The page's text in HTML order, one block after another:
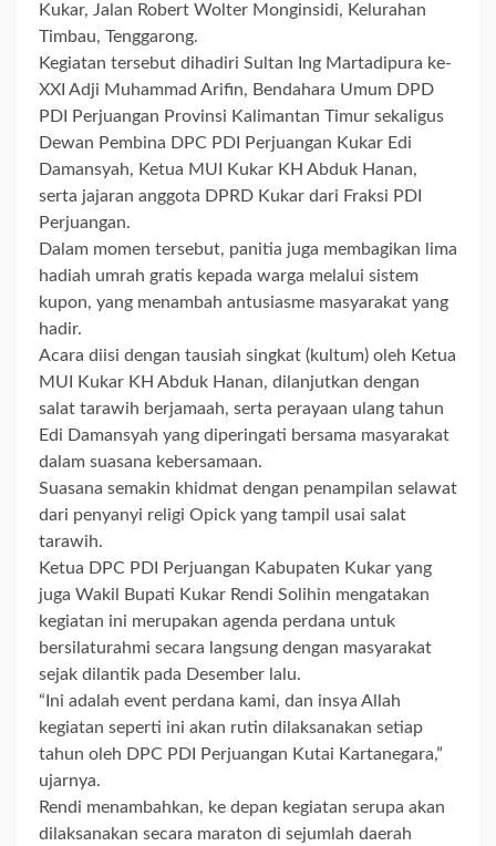
Kukar, Jalan Robert Wolter Monginsidi, Kelurahan
Timbau, Tenggarong.
Kegiatan tersebut dihadiri Sultan Ing Martadipura ke-
XXI Adji Muhammad Arifin, Bendahara Umum DPD
PDI Perjuangan Provinsi Kalimantan Timur sekaligus
Dewan Pembina DPC PDI Perjuangan Kukar Edi
Damansyah, Ketua MUI Kukar KH Abduk Hanan,
serta jajaran anggota DPRD Kukar dari Fraksi PDI
Perjuangan.
Dalam momen tersebut, panitia juga membagikan lima
hadiah umrah gratis kepada warga melalui sistem
kupon, yang menambah antusiasme masyarakat yang
hadir.
Acara diisi dengan tausiah singkat (kultum) oleh Ketua
MUI Kukar KH Abduk Hanan, dilanjutkan dengan
salat tarawih berjamaah, serta perayaan ulang tahun
Edi Damansyah yang diperingati bersama masyarakat
dalam suasana kebersamaan.
Suasana semakin khidmat dengan penampilan selawat
dari penyanyi religi Opick yang tampil usai salat
tarawih.
Ketua DPC PDI Perjuangan Kabupaten Kukar yang
juga Wakil Bupati Kukar Rendi Solihin mengatakan
kegiatan ini merupakan agenda perdana untuk
bersilaturahmi secara langsung dengan masyarakat
sejak dilantik pada Desember lalu.
“Ini adalah event perdana kami, dan insya Allah
kegiatan seperti ini akan rutin dilaksanakan setiap
tahun oleh DPC PDI Perjuangan Kutai Kartanegara,”
ujarnya.
Rendi menambahkan, ke depan kegiatan serupa akan
dilaksanakan secara maraton di sejumlah daerah